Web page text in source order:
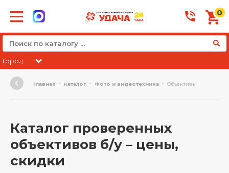
0
Город:
Главная Каталог Фото и видеотехника Объективы
Каталог проверенных
объективов б/у – цены,
скидки